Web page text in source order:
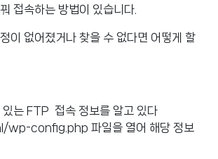
접속하는 방법이 있습니다.
이 없어졌거나 찾을 수 없다면 어떻게 할
있는 FTP 접속 정보를 알고 있다
config.php 파일을 열어 해당 정보